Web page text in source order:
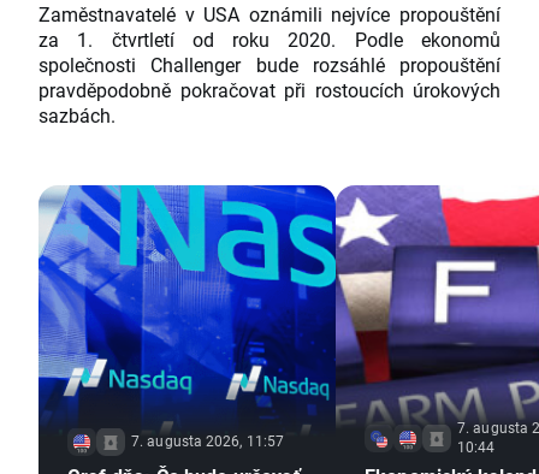
Zaměstnavatelé v USA oznámili nejvíce propouštění
za 1. čtvrtletí od roku 2020. Podle ekonomů
společnosti Challenger bude rozsáhlé propouštění
pravděpodobně pokračovat při rostoucích úrokových
sazbách.
7. augusta 2026, 11:57
7. augusta
10:44